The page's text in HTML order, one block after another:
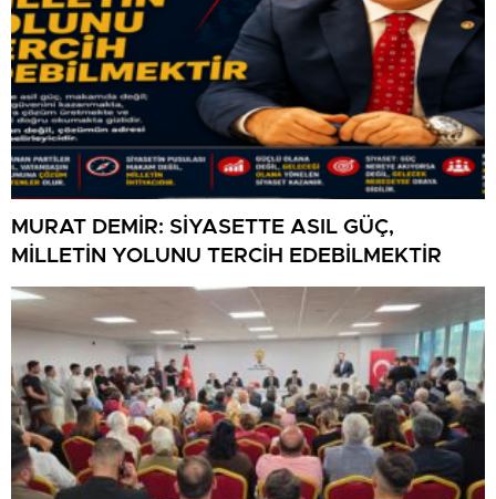
MURAT DEMİR: SİYASETTE ASIL GÜÇ,
MİLLETİN YOLUNU TERCİH EDEBİLMEKTİR